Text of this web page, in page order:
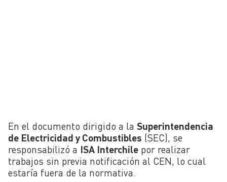
En el documento dirigido a la Superintendencia
de Electricidad y Combustibles (SEC), se
responsabilizó a ISA Interchile por realizar
trabajos sin previa notificación al CEN, lo cual
estaría fuera de la normativa.